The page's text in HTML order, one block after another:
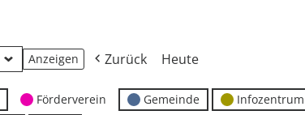
Zurück Heute
Förderverein Gemeinde
Infozentrum